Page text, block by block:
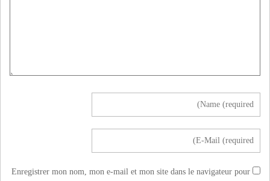
Enregistrer mon nom, mon e-mail et mon site dans le navigateur pour